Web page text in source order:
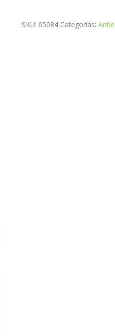
SKU: 05084 Categorías: